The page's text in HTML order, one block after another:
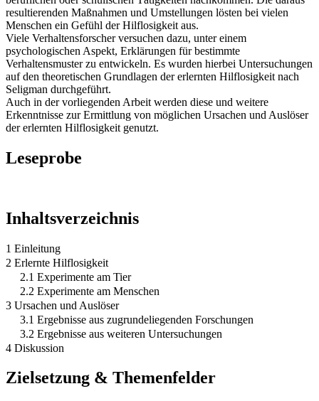
resultierenden Maßnahmen und Umstellungen lösten bei vielen
Menschen ein Gefühl der Hilflosigkeit aus.
Viele Verhaltensforscher versuchen dazu, unter einem
psychologischen Aspekt, Erklärungen für bestimmte
Verhaltensmuster zu entwickeln. Es wurden hierbei Untersuchungen
auf den theoretischen Grundlagen der erlernten Hilflosigkeit nach
Seligman durchgeführt.
Auch in der vorliegenden Arbeit werden diese und weitere
Erkenntnisse zur Ermittlung von möglichen Ursachen und Auslöser
der erlernten Hilflosigkeit genutzt.
Leseprobe
Inhaltsverzeichnis
1 Einleitung
2 Erlernte Hilflosigkeit
2.1 Experimente am Tier
2.2 Experimente am Menschen
3 Ursachen und Auslöser
3.1 Ergebnisse aus zugrundeliegenden Forschungen
3.2 Ergebnisse aus weiteren Untersuchungen
4 Diskussion
Zielsetzung & Themenfelder